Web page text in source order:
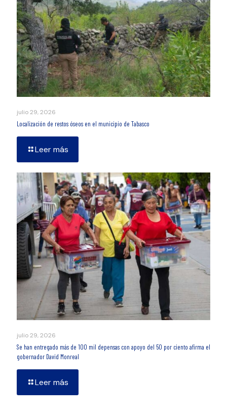
julio 29, 2026
Localización de restos óseos en el municipio de Tabasco
Leer más
julio 29, 2026
Se han entregado más de 100 mil depensas con apoyo del 50 por ciento afirma el
gobernador David Monreal
Leer más